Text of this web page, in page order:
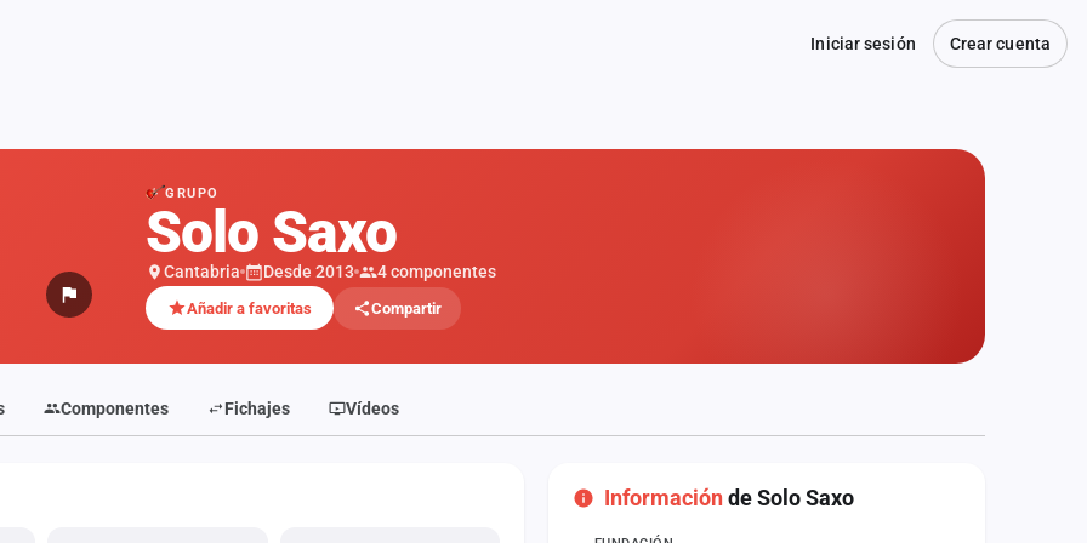
Iniciar sesión Crear cuenta
GRUPO
Solo Saxo
Cantabria Desde 2013 4 componentes
Añadir a favoritas Compartir
Componentes Fichajes Vídeos
Informaciónde Solo Saxo